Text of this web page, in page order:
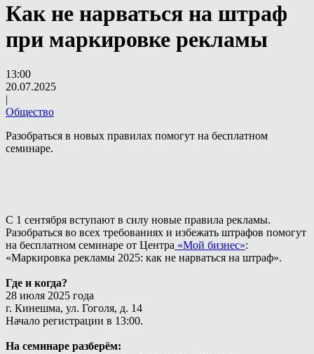
Как не нарваться на штраф
при маркировке рекламы
13:00
20.07.2025
|
Общество
Разобраться в новых правилах помогут на бесплатном
семинаре.
С 1 сентября вступают в силу новые правила рекламы.
Разобраться во всех требованиях и избежать штрафов помогут
на бесплатном семинаре от Центра «Мой бизнес»:
«Маркировка рекламы 2025: как не нарваться на штраф».
Где и когда?
28 июля 2025 года
г. Кинешма, ул. Гоголя, д. 14
Начало регистрации в 13:00.
На семинаре разберём: